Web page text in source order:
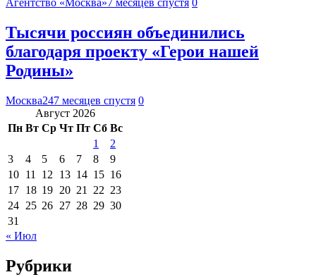
Агентство «Москва»7 месяцев спустя 0
Тысячи россиян объединились
благодаря проекту «Герои нашей
Родины»
Москва247 месяцев спустя 0
Август 2026
Пн Вт Ср Чт Пт Сб Вс
1
2
3
4 5 6 7 8
9
10 11 12 13 14 15 16
17 18 19 20 21 22 23
24 25 26 27 28 29 30
31
« Июл
Рубрики